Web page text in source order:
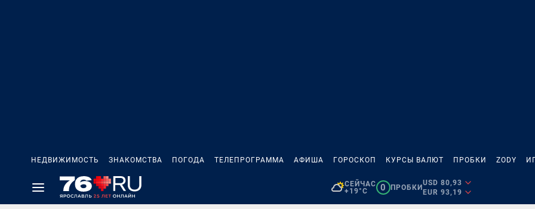
НЕДВИЖИМОСТЬ ЗНАКОМСТВА ПОГОДА ТЕЛЕПРОГРАММА АФИША ГОРОСКОП КУРСЫ ВАЛЮТ ПРОБКИ ZODY
СЕЙЧАС
+19°C
0 ПРОБКИ
USD 80,93
EUR 93,19